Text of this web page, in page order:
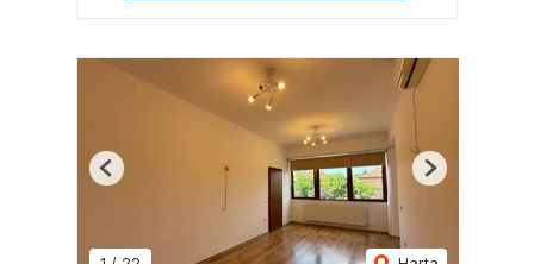
Previous Next